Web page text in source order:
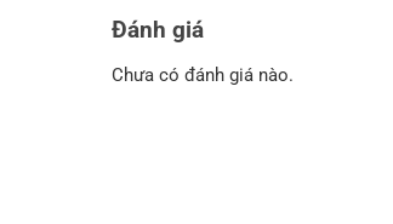
Đánh giá
Chưa có đánh giá nào.